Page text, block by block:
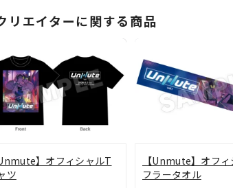
リエイターに関する商品
Unmute】オフィシャルT
ツ
【Unmute】オフ
フラータオル